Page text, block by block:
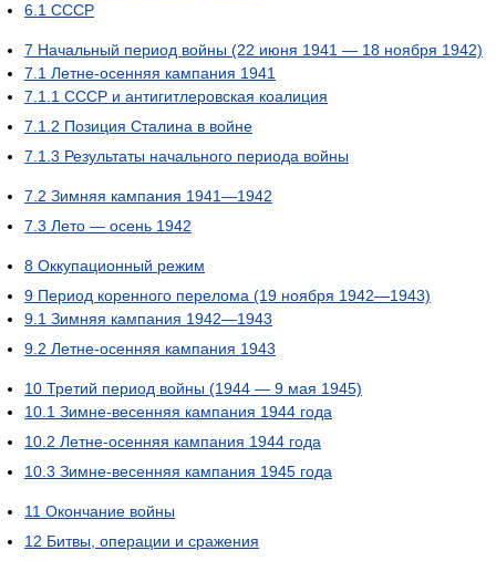
6.1 СССР
7 Начальный период войны (22 июня 1941 — 18 ноября 1942)
7.1 Летне-осенняя кампания 1941
7.1.1 СССР и антигитлеровская коалиция
7.1.2 Позиция Сталина в войне
7.1.3 Результаты начального периода войны
7.2 Зимняя кампания 1941—1942
7.3 Лето — осень 1942
8 Оккупационный режим
9 Период коренного перелома (19 ноября 1942—1943)
9.1 Зимняя кампания 1942—1943
9.2 Летне-осенняя кампания 1943
10 Третий период войны (1944 — 9 мая 1945)
10.1 Зимне-весенняя кампания 1944 года
10.2 Летне-осенняя кампания 1944 года
10.3 Зимне-весенняя кампания 1945 года
11 Окончание войны
12 Битвы, операции и сражения